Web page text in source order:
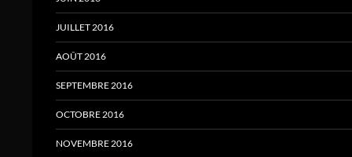
JUILLET 2016
AOÛT 2016
SEPTEMBRE 2016
OCTOBRE 2016
NOVEMBRE 2016